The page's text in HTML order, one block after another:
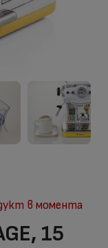
в момента
15